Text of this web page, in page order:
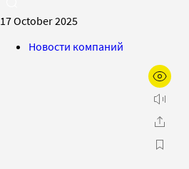
17 October 2025
Новости компаний